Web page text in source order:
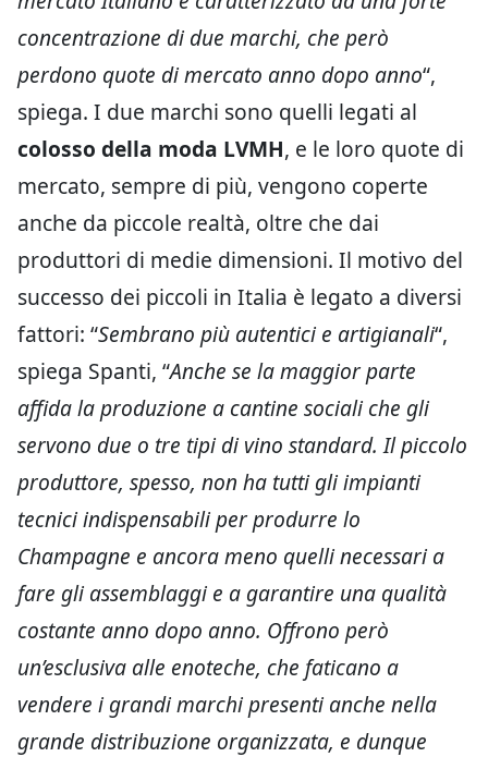
concentrazione di due marchi, che però
perdono quote di mercato anno dopo anno“,
spiega. I due marchi sono quelli legati al
colosso della moda LVMH, e le loro quote di
mercato, sempre di più, vengono coperte
anche da piccole realtà, oltre che dai
produttori di medie dimensioni. Il motivo del
successo dei piccoli in Italia è legato a diversi
fattori: “Sembrano più autentici e artigianali“,
spiega Spanti, “Anche se la maggior parte
affida la produzione a cantine sociali che gli
servono due o tre tipi di vino standard. Il piccolo
produttore, spesso, non ha tutti gli impianti
tecnici indispensabili per produrre lo
Champagne e ancora meno quelli necessari a
fare gli assemblaggi e a garantire una qualità
costante anno dopo anno. Offrono però
un’esclusiva alle enoteche, che faticano a
vendere i grandi marchi presenti anche nella
grande distribuzione organizzata, e dunque